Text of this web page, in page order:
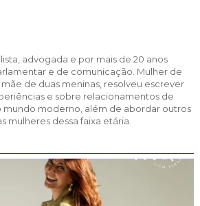
advogada e por mais de 20 anos
e de comunicação. Mulher de
de duas meninas, resolveu escrever
e sobre relacionamentos de
mundo moderno, além de abordar outros
mulheres dessa faixa etária.